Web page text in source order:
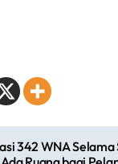
342 WNA Selama